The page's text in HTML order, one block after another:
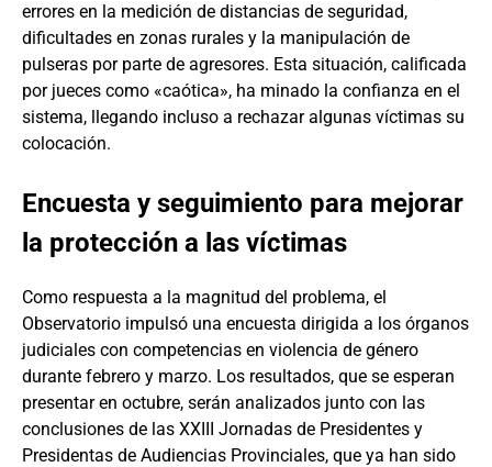
errores en la medición de distancias de seguridad,
dificultades en zonas rurales y la manipulación de
pulseras por parte de agresores. Esta situación, calificada
por jueces como «caótica», ha minado la confianza en el
sistema, llegando incluso a rechazar algunas víctimas su
colocación.
Encuesta y seguimiento para mejorar
la protección a las víctimas
Como respuesta a la magnitud del problema, el
Observatorio impulsó una encuesta dirigida a los órganos
judiciales con competencias en violencia de género
durante febrero y marzo. Los resultados, que se esperan
presentar en octubre, serán analizados junto con las
conclusiones de las XXIII Jornadas de Presidentes y
Presidentas de Audiencias Provinciales, que ya han sido